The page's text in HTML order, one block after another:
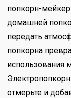
попкорн-
домашней
передать
попкорна
использования
отмерьте и